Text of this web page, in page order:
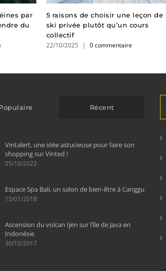
par
du
5 raisons de choisir une leçon de
ski privée plutôt qu’un cours
collectif
22/10/2025 | 0 commentaire
Récent
Vintalert, une idée astucieuse pour faire son
shopping sur Vinted !
05/10/2022
Espace Spa Bali, un salon de bien-être à Canggu
15/01/2018
Ascension du volcan Ijen sur l’île de Java en
Indonésie
30/10/2017